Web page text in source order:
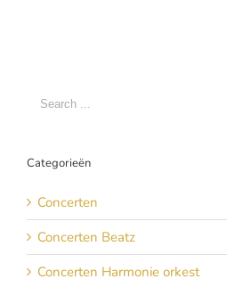
Search
for:
Categorieën
Concerten
Concerten Beatz
Concerten Harmonie orkest